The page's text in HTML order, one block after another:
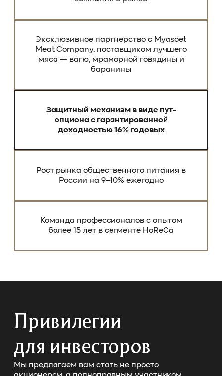
Эксклюзивное партнерство с Myasoet
Meat Company, поставщиком лучшего
мяса — вагю, мраморной говядины и
баранины
Защитный механизм в виде пут-
опциона с гарантированной
доходностью 16% годовых
Рост рынка общественного питания в
России на 9–10% ежегодно
Команда профессионалов с опытом
более 15 лет в сегменте HoReCa
Привилегии
для инвесторов
Мы предлагаем вам стать не просто